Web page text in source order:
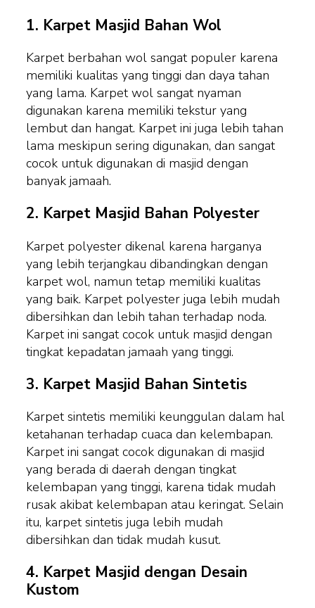
1. Karpet Masjid Bahan Wol
Karpet berbahan wol sangat populer karena
memiliki kualitas yang tinggi dan daya tahan
yang lama. Karpet wol sangat nyaman
digunakan karena memiliki tekstur yang
lembut dan hangat. Karpet ini juga lebih tahan
lama meskipun sering digunakan, dan sangat
cocok untuk digunakan di masjid dengan
banyak jamaah.
2. Karpet Masjid Bahan Polyester
Karpet polyester dikenal karena harganya
yang lebih terjangkau dibandingkan dengan
karpet wol, namun tetap memiliki kualitas
yang baik. Karpet polyester juga lebih mudah
dibersihkan dan lebih tahan terhadap noda.
Karpet ini sangat cocok untuk masjid dengan
tingkat kepadatan jamaah yang tinggi.
3. Karpet Masjid Bahan Sintetis
Karpet sintetis memiliki keunggulan dalam hal
ketahanan terhadap cuaca dan kelembapan.
Karpet ini sangat cocok digunakan di masjid
yang berada di daerah dengan tingkat
kelembapan yang tinggi, karena tidak mudah
rusak akibat kelembapan atau keringat. Selain
itu, karpet sintetis juga lebih mudah
dibersihkan dan tidak mudah kusut.
4. Karpet Masjid dengan Desain
Kustom